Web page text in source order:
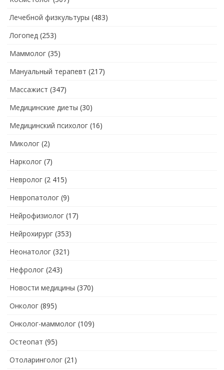
Лечебной физкультуры (483)
Логопед (253)
Маммолог (35)
Мануальный терапевт (217)
Массажист (347)
Медицинские диеты (30)
Медицинский психолог (16)
Миколог (2)
Нарколог (7)
Невролог (2 415)
Невропатолог (9)
Нейрофизиолог (17)
Нейрохирург (353)
Неонатолог (321)
Нефролог (243)
Новости медицины (370)
Онколог (895)
Онколог-маммолог (109)
Остеопат (95)
Отоларинголог (21)